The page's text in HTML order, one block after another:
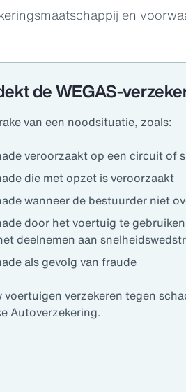
en
de WEGAS-
van een noodsituatie, zoals:
veroorzaakt op een circuit of
die met opzet is veroorzaakt
wanneer de bestuurder niet
door het voertuig te
deelnemen aan
als gevolg van fraude
voertuigen verzekeren tegen
Autoverzekering.